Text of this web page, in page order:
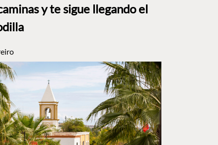
y te sigue llegando el